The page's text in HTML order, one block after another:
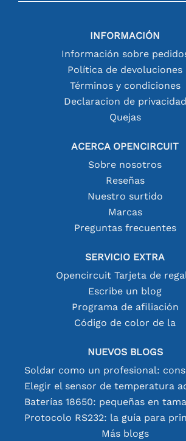
INFORMACIÓN
Información sobre
Política de devoluciones
Términos y condiciones
Declaracion de privacidad
Quejas
ACERCA OPENCIRCUIT
Sobre nosotros
Reseñas
Nuestro surtido
Marcas
Preguntas frecuentes
SERVICIO EXTRA
Opencircuit Tarjeta de
Escribe un blog
Programa de afiliación
Código de color de la
NUEVOS BLOGS
Más blogs